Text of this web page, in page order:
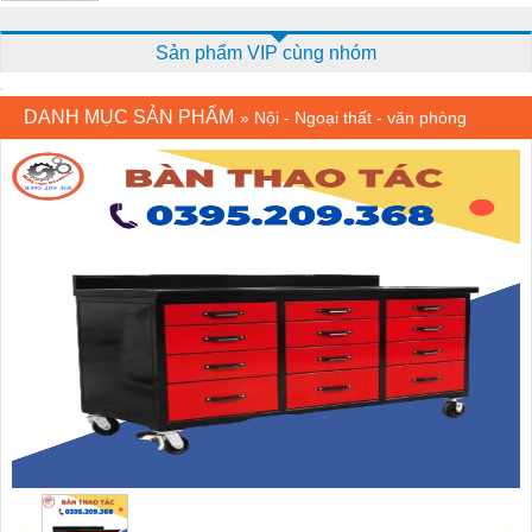
Sản phẩm VIP cùng nhóm
DANH MỤC SẢN PHẨM » Nội - Ngoại thất - văn phòng